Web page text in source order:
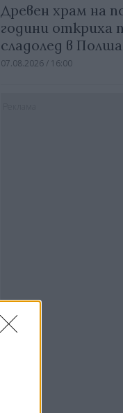
Древен храм на
години откриха
сладолед в Полша
07.08.2026 / 16:00